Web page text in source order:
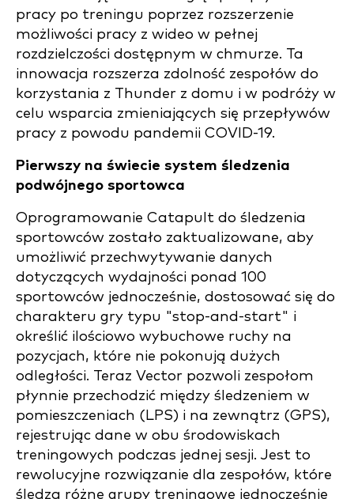
pracy po treningu poprzez rozszerzenie
możliwości pracy z wideo w pełnej
rozdzielczości dostępnym w chmurze. Ta
innowacja rozszerza zdolność zespołów do
korzystania z Thunder z domu i w podróży w
celu wsparcia zmieniających się przepływów
pracy z powodu pandemii COVID-19.
Pierwszy na świecie system śledzenia
podwójnego sportowca
Oprogramowanie Catapult do śledzenia
sportowców zostało zaktualizowane, aby
umożliwić przechwytywanie danych
dotyczących wydajności ponad 100
sportowców jednocześnie, dostosować się do
charakteru gry typu "stop-and-start" i
określić ilościowo wybuchowe ruchy na
pozycjach, które nie pokonują dużych
odległości. Teraz Vector pozwoli zespołom
płynnie przechodzić między śledzeniem w
pomieszczeniach (LPS) i na zewnątrz (GPS),
rejestrując dane w obu środowiskach
treningowych podczas jednej sesji. Jest to
rewolucyjne rozwiązanie dla zespołów, które
śledzą różne grupy treningowe jednocześnie